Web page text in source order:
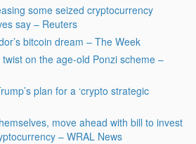
some seized cryptocurrency
say – Reuters
bitcoin dream – The Week
on the age-old Ponzi scheme –
plan for a ‘crypto strategic
move ahead with bill to invest
– WRAL News